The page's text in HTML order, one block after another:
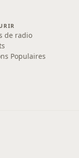
de radio
Populaires